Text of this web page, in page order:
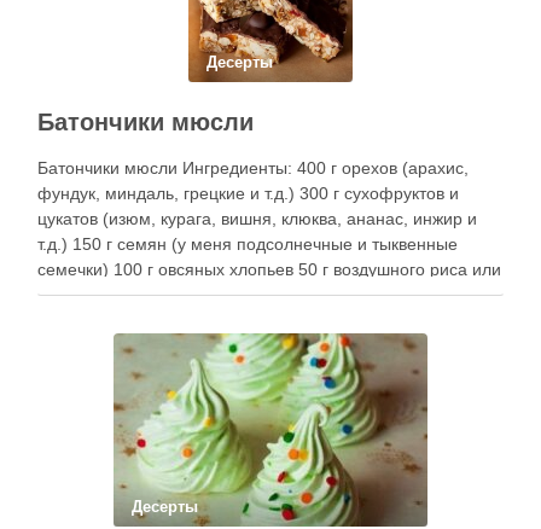
Десерты
Батончики мюсли
Батончики мюсли Ингредиенты: 400 г орехов (арахис,
фундук, миндаль, грецкие и т.д.) 300 г сухофруктов и
цукатов (изюм, курага, вишня, клюква, ананас, инжир и
т.д.) 150 г семян (у меня подсолнечные и тыквенные
семечки) 100 г овсяных хлопьев 50 г воздушного риса или
пшеницы 1 ч.л. корицы по желанию
Десерты